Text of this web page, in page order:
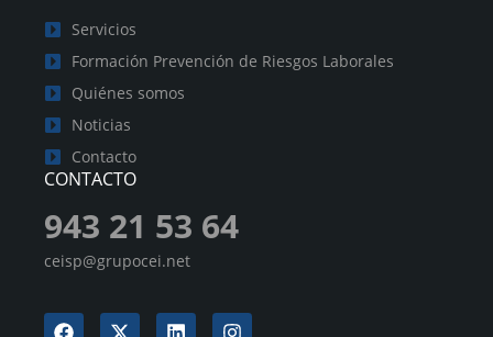
Servicios
Formación Prevención de Riesgos Laborales
Quiénes somos
Noticias
Contacto
CONTACTO
943 21 53 64
ceisp@grupocei.net